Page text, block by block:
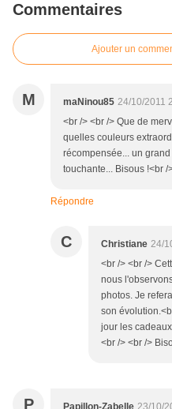
Commentaires
Ajouter un
M maNinou85 24/10/2011
<br /> <br /> Que de
quelles couleurs
récompensée... un
touchante... Bisous !<br /
Répondre
C Christiane 24/
<br /> <br />
nous
photos. Je
son
jour les
<br /> <br />
P Papillon-Zabelle 23/10/